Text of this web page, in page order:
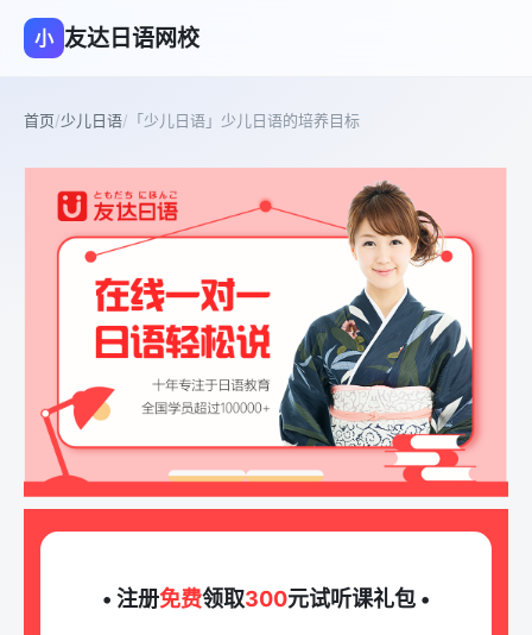
小 友达日语网校
首页/少儿日语/ 「少儿日语」少儿日语的培养目标
• 注册免费领取300元试听课礼包 •